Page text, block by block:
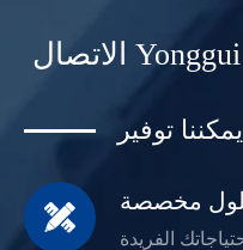
يمكننا توفير
 مخصصة